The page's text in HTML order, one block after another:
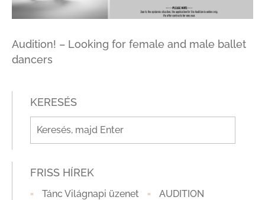
Audition! – Looking for female and male ballet
dancers
KERESÉS
FRISS HÍREK
Tánc Világnapi üzenet
AUDITION